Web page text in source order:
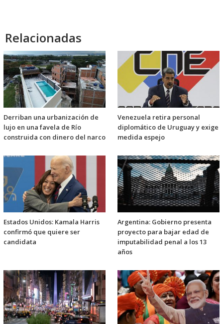
Relacionadas
Derriban una urbanización de
lujo en una favela de Río
construida con dinero del narco
Venezuela retira personal
diplomático de Uruguay y exige
medida espejo
Estados Unidos: Kamala Harris
confirmó que quiere ser
candidata
Argentina: Gobierno presenta
proyecto para bajar edad de
imputabilidad penal a los 13
años